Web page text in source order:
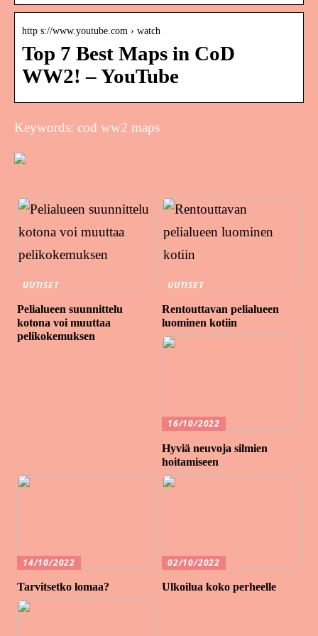
http s://www.youtube.com › watch
Top 7 Best Maps in CoD
WW2! – YouTube
Keywords: cod ww2 maps
UUTISET
Pelialueen suunnittelu
kotona voi muuttaa
pelikokemuksen
UUTISET
Rentouttavan pelialueen
luominen kotiin
16/10/2022
Hyviä neuvoja silmien
hoitamiseen
14/10/2022
Tarvitsetko lomaa?
02/10/2022
Ulkoilua koko perheelle